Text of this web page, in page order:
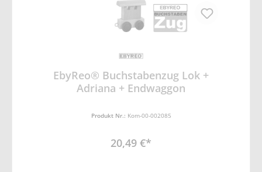
EbyReo® Buchstabenzug Lok +
Adriana + Endwaggon
Produkt Nr.: Kom-00-002085
20,49 €*